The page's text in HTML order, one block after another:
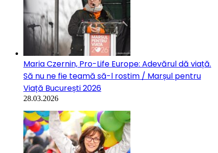
Maria Czernin, Pro-Life Europe: Adevărul dă viață.
Să nu ne fie teamă să-l rostim / Marșul pentru
Viață București 2026
28.03.2026